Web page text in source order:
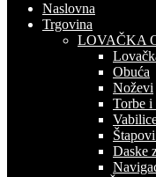
Naslovna
Trgovina
LOVAČKA
Obuća
Noževi
Torbe i
Daske